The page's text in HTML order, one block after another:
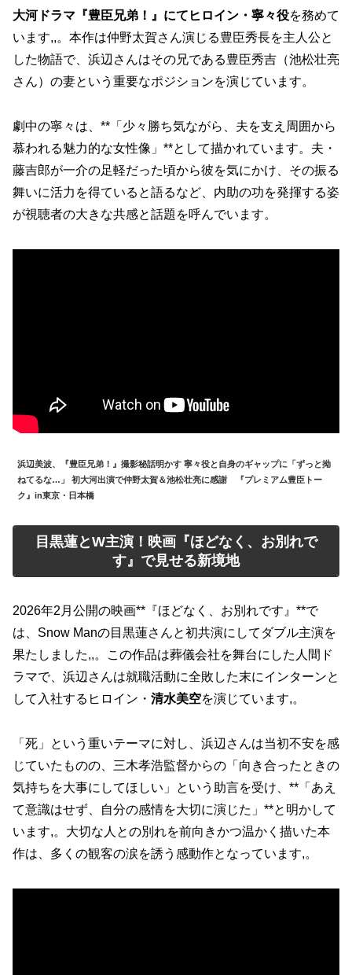
大河ドラマ『豊臣兄弟！』にてヒロイン・寧々役を務めて
います,,。本作は仲野太賀さん演じる豊臣秀長を主人公と
した物語で、浜辺さんはその兄である豊臣秀吉（池松壮亮
さん）の妻という重要なポジションを演じています。
劇中の寧々は、**「少々勝ち気ながら、夫を支え周囲から
慕われる魅力的な女性像」**として描かれています。夫・
藤吉郎が一介の足軽だった頃から彼を気にかけ、その振る
舞いに活力を得ていると語るなど、内助の功を発揮する姿
が視聴者の大きな共感と話題を呼んでいます。
浜辺美波、『豊臣兄弟！』撮影秘話明かす 寧々役と自身のギャップに「ずっと拗
ねてるな…」 初大河出演で仲野太賀＆池松壮亮に感謝 『プレミアム豊臣トー
ク』in東京・日本橋
目黒蓮とW主演！映画『ほどなく、お別れで
す』で見せる新境地
2026年2月公開の映画**『ほどなく、お別れです』**で
は、Snow Manの目黒蓮さんと初共演にしてダブル主演を
果たしました,,。この作品は葬儀会社を舞台にした人間ド
ラマで、浜辺さんは就職活動に全敗した末にインターンと
して入社するヒロイン・ 清水美空を演じています,。
「死」という重いテーマに対し、浜辺さんは当初不安を感
じていたものの、三木孝浩監督からの「向き合ったときの
気持ちを大事にしてほしい」という助言を受け、**「あえ
て意識はせず、自分の感情を大切に演じた」**と明かして
います,。大切な人との別れを前向きかつ温かく描いた本
作は、多くの観客の涙を誘う感動作となっています,。